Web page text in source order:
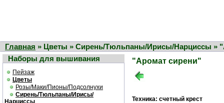
Главная » Цветы » Сирень/Тюльпаны/Ирисы/Нарциссы »
Наборы для вышивания
Пейзаж
Цветы
Розы/Маки/Пионы/Подсолнухи
Сирень/Тюльпаны/Ирисы/
Нарциссы
"Аромат сирени"
Техника: счетный крест